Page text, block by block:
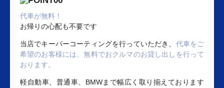
代車が無料！
お帰りの心配も不要です
当店でキーパーコーティングを行っていただき、 代車をご
希望のお客様には、無料でおクルマのお貸し出しを行って
おります。
軽自動車、普通車、BMWまで幅広く取り揃えております